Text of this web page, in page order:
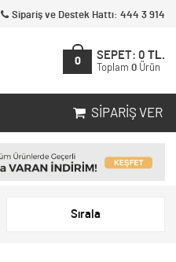
Sipariş ve Destek Hattı: 444 3 914
0
SEPET: 0 TL.
Toplam 0 Ürün
SIPARIŞ VER
Sırala